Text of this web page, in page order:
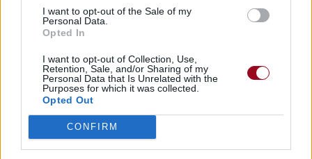
I want to opt-out of the Sale of my
Personal Data.
Opted In
I want to opt-out of Collection, Use,
Retention, Sale, and/or Sharing of my
Personal Data that Is Unrelated with the
Purposes for which it was collected.
Opted Out
CONFIRM
Paroles + Traduction Téléchargement
Vidéos
Commentaires
Dire «merci» pour cette traduction Corriger une erreur